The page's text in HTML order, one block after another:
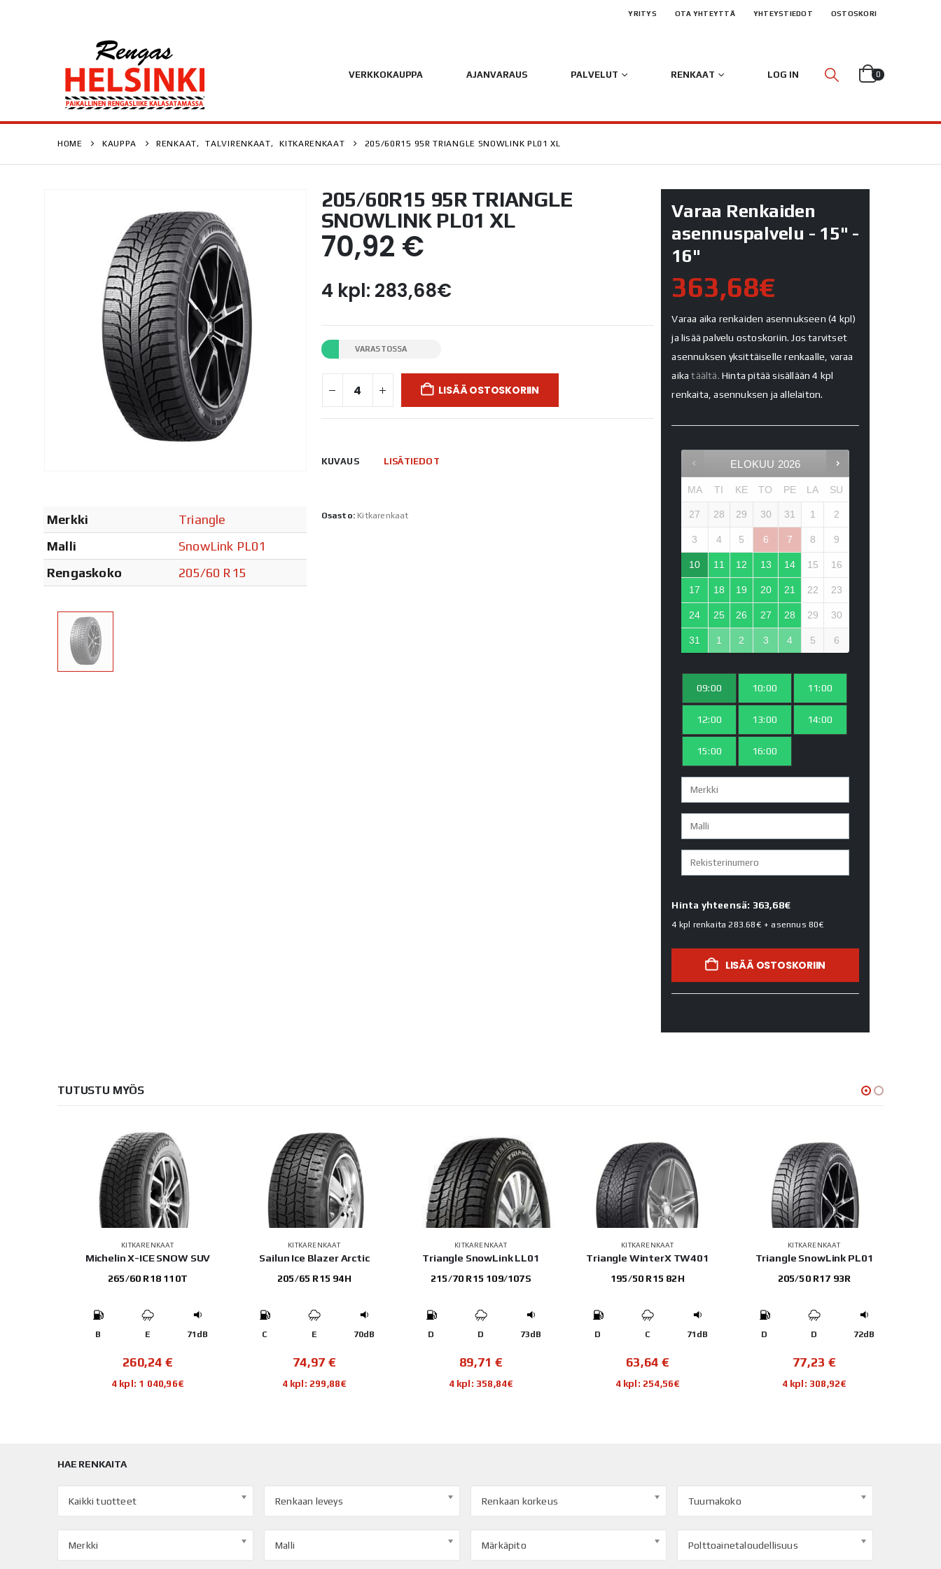
YRITYS OTA YHTEYTTÄ YHTEYSTIEDOT OSTOSKORI
VERKKOKAUPPA AJANVARAUS PALVELUT RENKAAT LOG IN 0
HOME KAUPPA RENKAAT, TALVIRENKAAT, KITKARENKAAT 205/60R15 95R TRIANGLE SNOWLINK PL01 XL
Merkki
Triangle
Malli
SnowLink PL01
Rengaskoko
205/60 R15
205/60R15 95R TRIANGLE
SNOWLINK PL01 XL
70,92 €
4 kpl: 283,68€
VARASTOSSA
LISÄÄ OSTOSKORIIN
KUVAUS LISÄTIEDOT
Osasto: Kitkarenkaat
Varaa Renkaiden
asennuspalvelu - 15" -
16"
363,68€
Varaa aika renkaiden asennukseen (4 kpl)
ja lisää palvelu ostoskoriin. Jos tarvitset
asennuksen yksittäiselle renkaalle, varaa
aikatäältä. Hinta pitää sisällään 4 kpl
renkaita, asennuksen ja allelaiton.
ELOKUU 2026
MA TI KE TO PE LA SU
27 28 29 30 31 1 2
3 4 5 6 7 8 9
10 11 12 13 14 15 16
17 18 19 20 21 22 23
24 25 26 27 28 29 30
31 1 2 3 4 5 6
09:00 10:00 11:00
12:00 13:00 14:00
15:00 16:00
Hinta yhteensä: 363,68€
4 kpl renkaita283.68€+ asennus80€
LISÄÄ OSTOSKORIIN
TUTUSTU MYÖS
KITKARENKAAT
Michelin X-ICE SNOW SUV
265/60 R18 110T
B E 71dB
260,24 €
4 kpl: 1 040,96€
KITKARENKAAT
Sailun Ice Blazer Arctic
205/65 R15 94H
C E 70dB
74,97 €
4 kpl: 299,88€
KITKARENKAAT
Triangle SnowLink LL01
215/70 R15 109/107S
D D 73dB
89,71 €
4 kpl: 358,84€
KITKARENKAAT
Triangle WinterX TW401
195/50 R15 82H
D C 71dB
63,64 €
4 kpl: 254,56€
KITKARENKAAT
Triangle SnowLink PL01
205/50 R17 93R
D D 72dB
77,23 €
4 kpl: 308,92€
HAE RENKAITA
Kaikki tuotteet Renkaan leveys Renkaan korkeus Tuumakoko
Merkki Malli Märkäpito Polttoainetaloudellisuus